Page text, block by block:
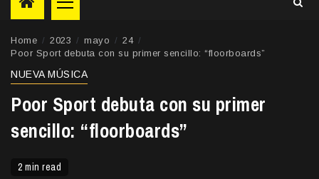
Primary
Menu
Home 2023 mayo
24
Poor Sport debuta con su primer sencillo: “floorboards”
NUEVA MÚSICA
Poor Sport debuta con su primer
sencillo: “floorboards”
2 min read